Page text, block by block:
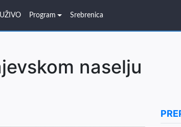
UŽIVO Program Srebrenica
naselju